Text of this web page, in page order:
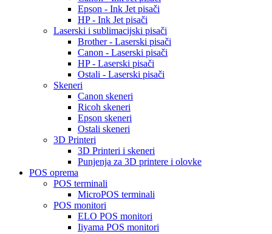
Epson - Ink Jet pisači
HP - Ink Jet pisači
Laserski i sublimacijski pisači
Brother - Laserski pisači
Canon - Laserski pisači
HP - Laserski pisači
Ostali - Laserski pisači
Skeneri
Canon skeneri
Ricoh skeneri
Epson skeneri
Ostali skeneri
3D Printeri
3D Printeri i skeneri
Punjenja za 3D printere i olovke
POS oprema
POS terminali
MicroPOS terminali
POS monitori
ELO POS monitori
Iiyama POS monitori